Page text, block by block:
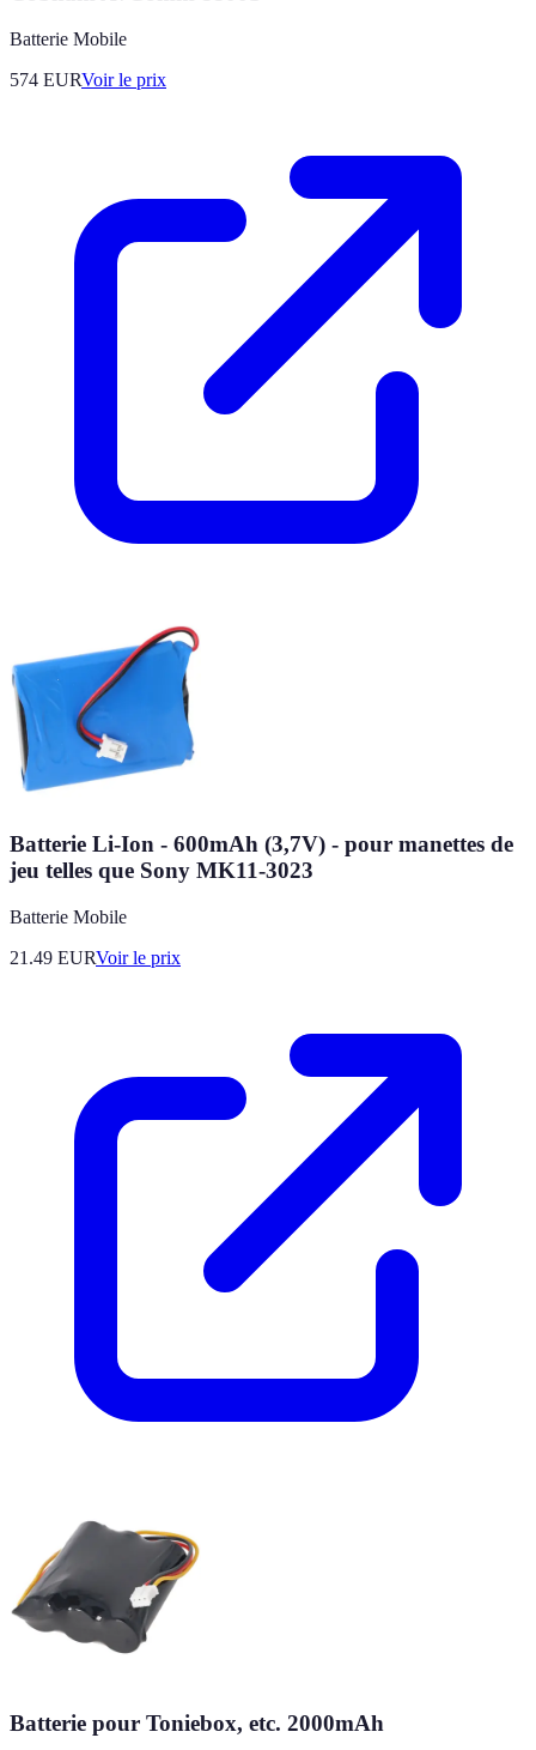
Batterie Mobile
574 EURVoir le prix
Batterie Li-Ion - 600mAh (3,7V) - pour manettes de
jeu telles que Sony MK11-3023
Batterie Mobile
21.49 EURVoir le prix
Batterie pour Toniebox, etc. 2000mAh